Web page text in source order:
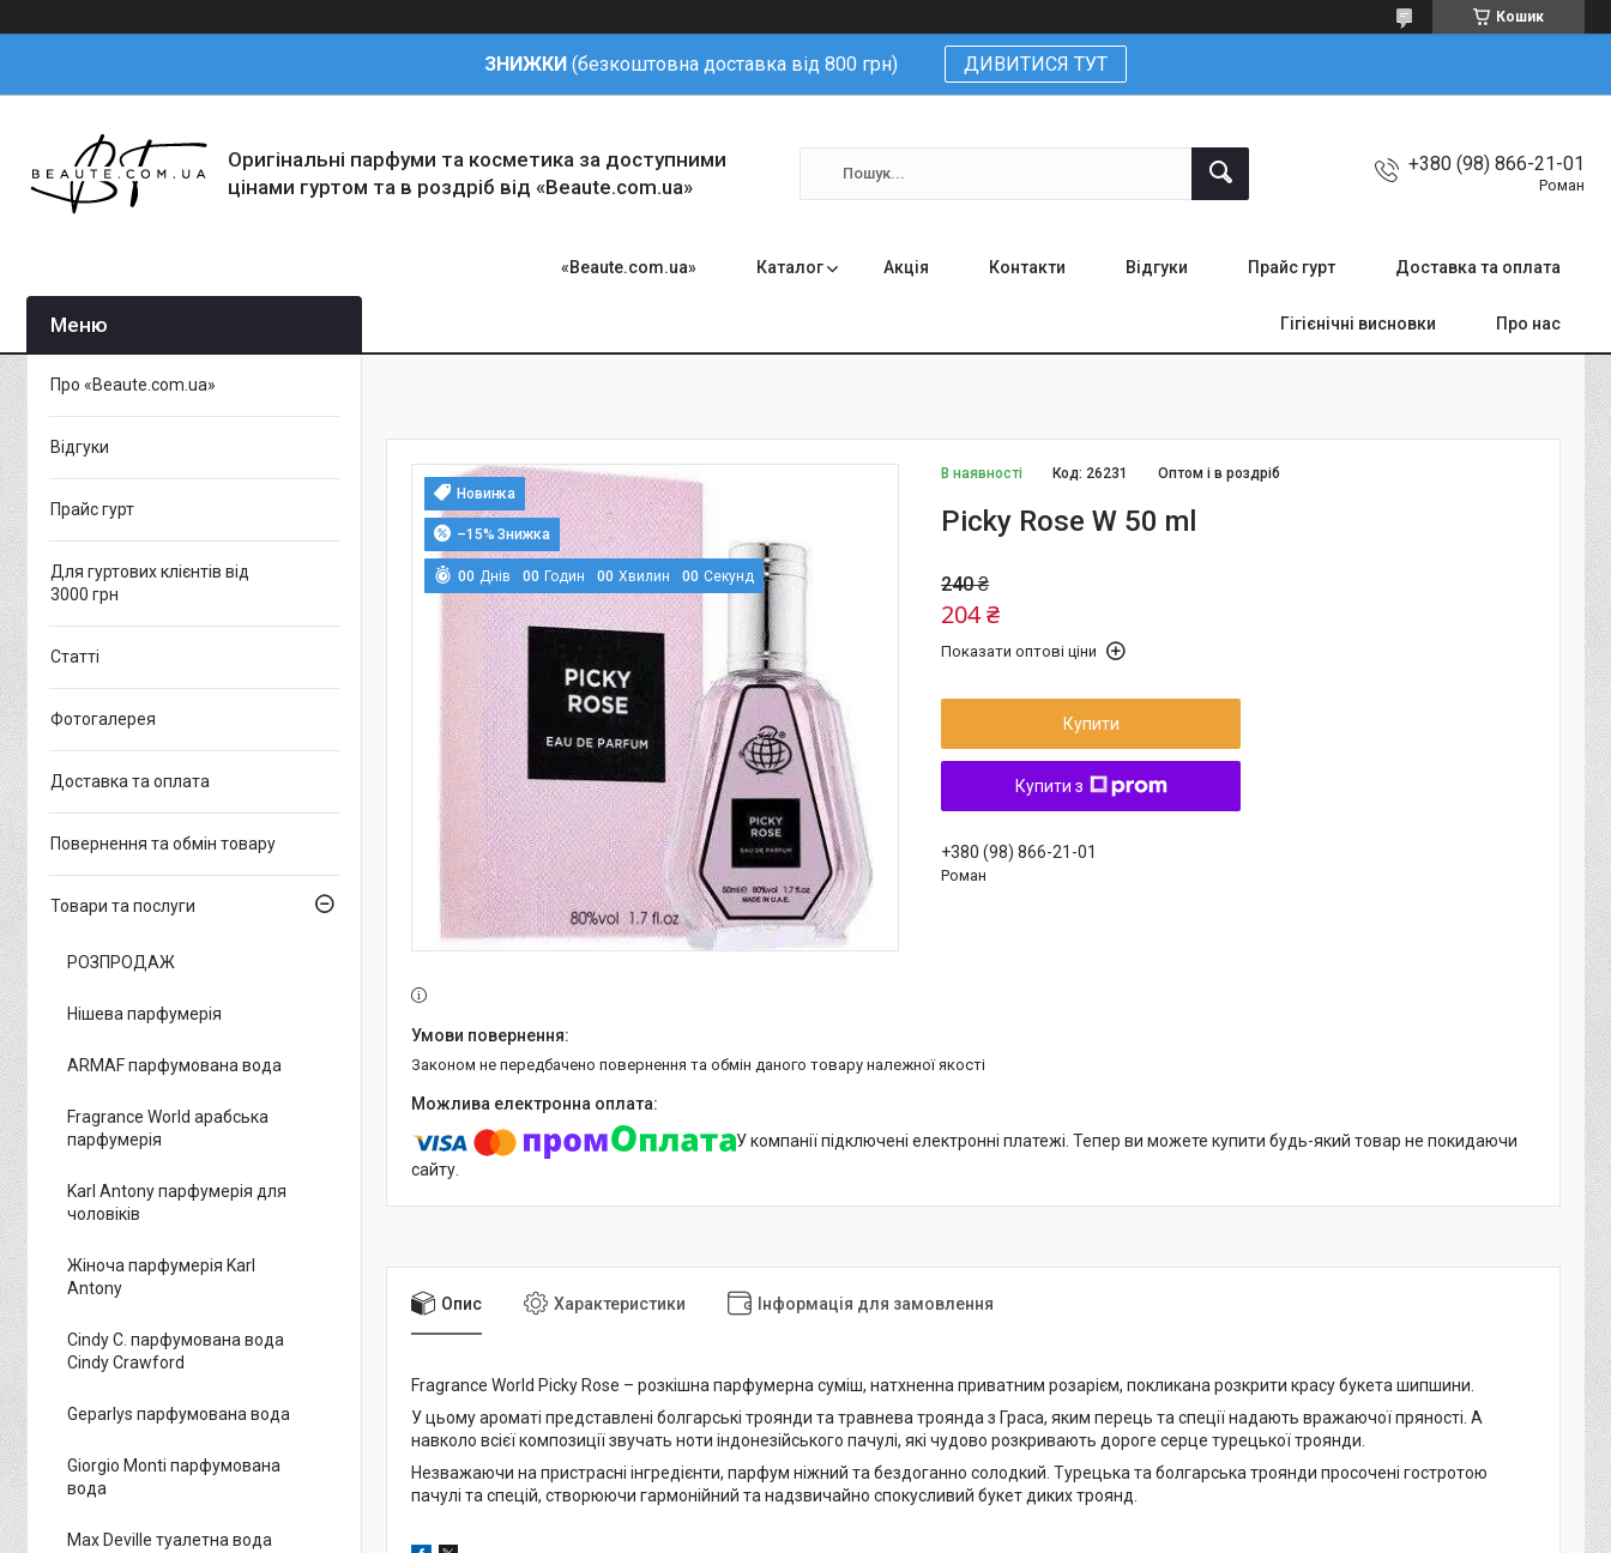
Кошик
ЗНИЖКИ (безкоштовна доставка від 800 грн) ДИВИТИСЯ ТУТ
Оригінальні парфуми та косметика за доступними
цінами гуртом та в роздріб від «Beaute.com.ua»
+380 (98) 866-21-01
Роман
«Beaute.com.ua» Каталог Акція Контакти Відгуки Прайс гурт Доставка та оплата
Гігієнічні висновки Про нас
Новинка
–15%
00 Днів 00 Годин 00 Хвилин 00 Секунд
В наявності Оптом і в роздріб
Код: 26231
Picky Rose W 50 ml
240 ₴
204 ₴
Показати оптові ціни
Купити
Купити з
+380 (98) 866-21-01
Роман
Законом не передбачено повернення та обмін даного товару належної якості
У компанії підключені електронні платежі. Тепер ви можете купити будь-який товар не покидаючи
сайту.
Опис Характеристики Інформація для замовлення
Fragrance World Picky Rose – розкішна парфумерна суміш, натхненна приватним розарієм, покликана розкрити красу букета шипшини.
У цьому ароматі представлені болгарські троянди та травнева троянда з Граса, яким перець та спеції надають вражаючої пряності. А
навколо всієї композиції звучать ноти індонезійського пачулі, які чудово розкривають дороге серце турецької троянди.
Незважаючи на пристрасні інгредієнти, парфум ніжний та бездоганно солодкий. Турецька та болгарська троянди просочені гостротою
пачулі та спецій, створюючи гармонійний та надзвичайно спокусливий букет диких троянд.
Про «Beaute.com.ua»
Відгуки
Прайс гурт
Для гуртових клієнтів від
3000 грн
Статті
Фотогалерея
Доставка та оплата
Повернення та обмін товару
Товари та послуги
РОЗПРОДАЖ
Нішева парфумерія
ARMAF парфумована вода
Fragrance World арабська
парфумерія
Karl Antony парфумерія для
чоловіків
Жіноча парфумерія Karl
Antony
Cindy C. парфумована вода
Cindy Crawford
Geparlys парфумована вода
Giorgio Monti парфумована
вода
Max Deville туалетна вода